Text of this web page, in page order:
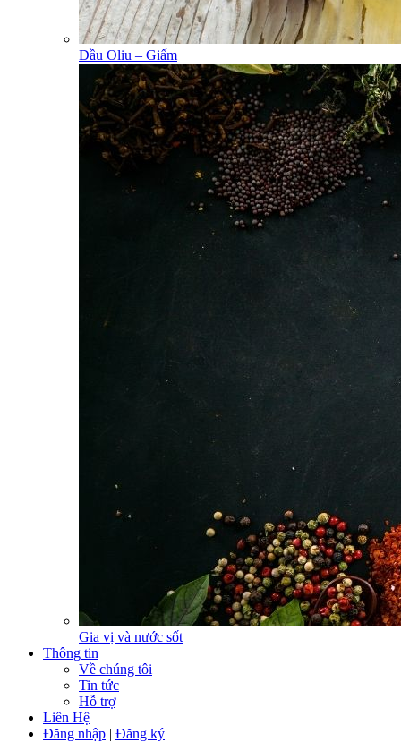
Dầu Oliu – Giấm
Gia vị và nước sốt
Thông tin
Về chúng tôi
Tin tức
Hỗ trợ
Liên Hệ
Đăng nhập | Đăng ký